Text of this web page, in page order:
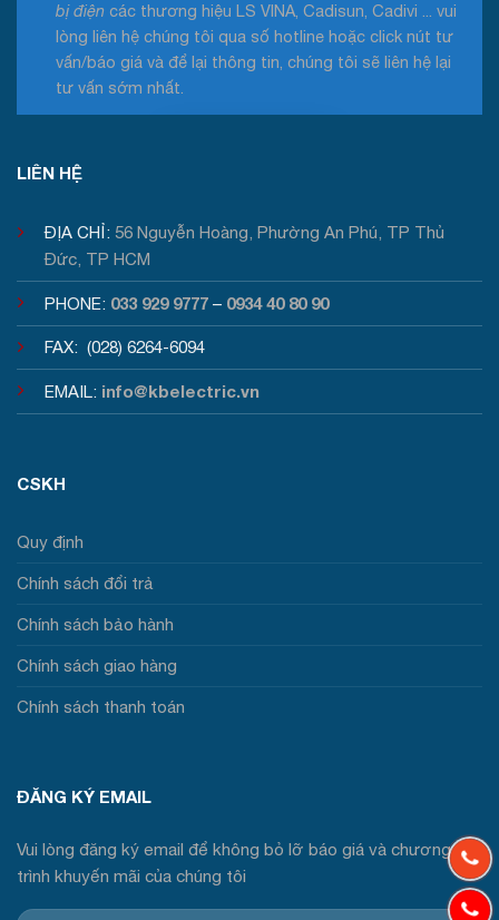
bị điện các thương hiệu LS VINA, Cadisun, Cadivi ... vui
lòng liên hệ chúng tôi qua số hotline hoặc click nút tư
vấn/báo giá và để lại thông tin, chúng tôi sẽ liên hệ lại
tư vấn sớm nhất.
LIÊN HỆ
ĐỊA CHỈ: 56 Nguyễn Hoàng, Phường An Phú, TP Thủ
Đức, TP HCM
PHONE: 033 929 9777 – 0934 40 80 90
FAX: (028) 6264-6094
EMAIL: info@kbelectric.vn
CSKH
Quy định
Chính sách đổi trả
Chính sách bảo hành
Chính sách giao hàng
Chính sách thanh toán
ĐĂNG KÝ EMAIL
Vui lòng đăng ký email để không bỏ lỡ báo giá và chương
trình khuyến mãi của chúng tôi